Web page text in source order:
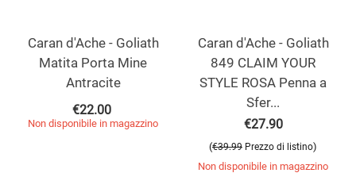
Caran d'Ache - Goliath
Matita Porta Mine
Antracite
€22.00
Non disponibile in magazzino
Caran d'Ache - Goliath
849 CLAIM YOUR
STYLE ROSA Penna a
Sfer...
€27.90
(€39.99 Prezzo di listino)
Non disponibile in magazzino